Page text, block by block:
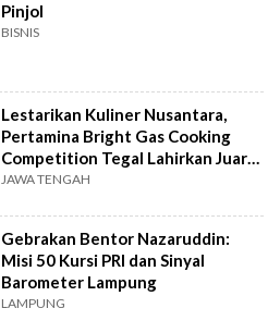
Pinjol
BISNIS
Lestarikan Kuliner Nusantara,
Pertamina Bright Gas Cooking
Competition Tegal Lahirkan Juara
Baru
JAWA TENGAH
Gebrakan Bentor Nazaruddin:
Misi 50 Kursi PRI dan Sinyal
Barometer Lampung
LAMPUNG